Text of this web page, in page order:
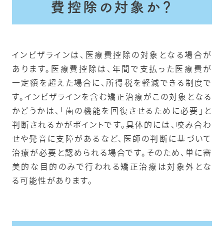
費控除の対象か？
インビザラインは、医療費控除の対象となる場合が
あります。医療費控除は、年間で支払った医療費が
一定額を超えた場合に、所得税を軽減できる制度で
す。インビザラインを含む矯正治療がこの対象となる
かどうかは、「歯の機能を回復させるために必要」と
判断されるかがポイントです。具体的には、咬み合わ
せや発音に支障があるなど、医師の判断に基づいて
治療が必要と認められる場合です。そのため、単に審
美的な目的のみで行われる矯正治療は対象外とな
る可能性があります。